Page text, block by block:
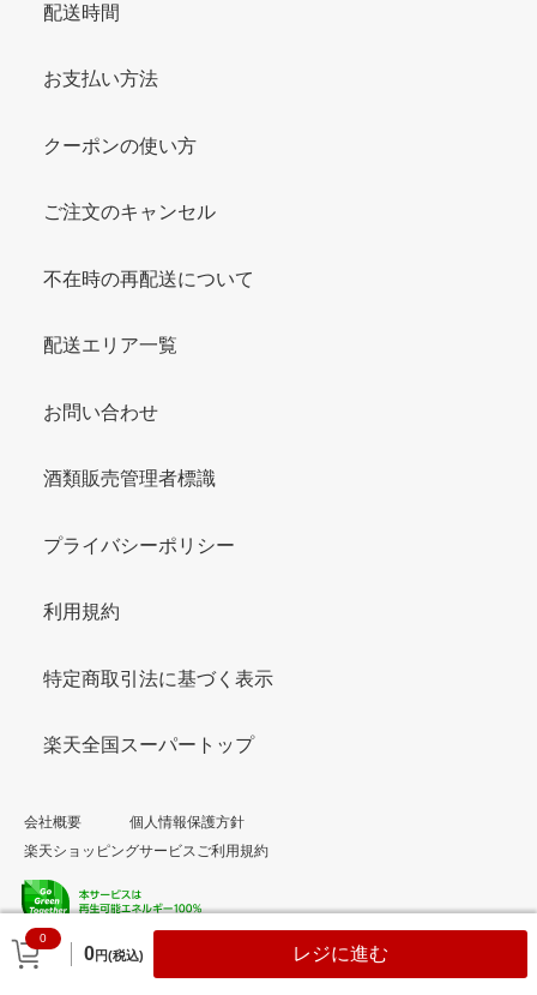
0
0円(税込) レジに進む
配送時間
お支払い方法
クーポンの使い方
ご注文のキャンセル
不在時の再配送について
配送エリア一覧
お問い合わせ
酒類販売管理者標識
プライバシーポリシー
利用規約
特定商取引法に基づく表示
楽天全国スーパートップ
会社概要
個人情報保護方針
楽天ショッピングサービスご利用規約
© Rakuten Group, Inc.